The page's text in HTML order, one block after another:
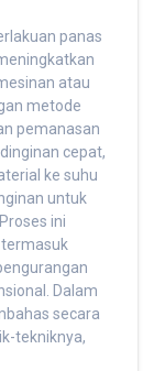
panas
atau
metode
pemanasan
cepat,
ke suhu
untuk
ini
Dalam
secara
tekniknya,